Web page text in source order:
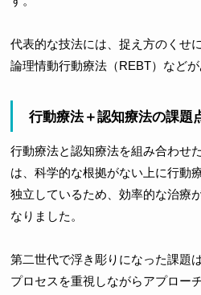
代表的な技法には、捉え方のくせ
論理情動行動療法（REBT）などが
行動療法＋認知療法の課題
行動療法と認知療法を組み合わせ
は、科学的な根拠がない上に行動
独立しているため、効率的な治療
なりました。
第二世代で浮き彫りになった課題
プロセスを重視しながらアプロー